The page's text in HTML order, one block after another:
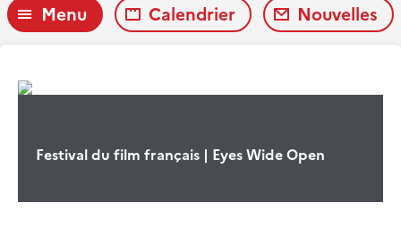
Menu Calendrier Nouvelles
Festival du film français | Eyes Wide Open